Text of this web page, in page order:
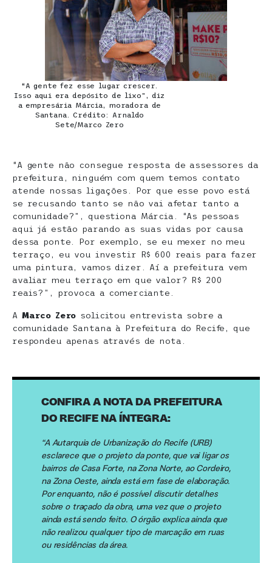
“A gente fez esse lugar crescer.
Isso aqui era depósito de lixo”, diz
a empresária Márcia, moradora de
Santana. Crédito: Arnaldo
Sete/Marco Zero
“A gente não consegue resposta de assessores da
prefeitura, ninguém com quem temos contato
atende nossas ligações. Por que esse povo está
se recusando tanto se não vai afetar tanto a
comunidade?”, questiona Márcia. “As pessoas
aqui já estão parando as suas vidas por causa
dessa ponte. Por exemplo, se eu mexer no meu
terraço, eu vou investir R$ 600 reais para fazer
uma pintura, vamos dizer. Aí a prefeitura vem
avaliar meu terraço em que valor? R$ 200
reais?”, provoca a comerciante.
A Marco Zero solicitou entrevista sobre a
comunidade Santana à Prefeitura do Recife, que
respondeu apenas através de nota.
CONFIRA A NOTA DA PREFEITURA
DO RECIFE NA ÍNTEGRA:
“A Autarquia de Urbanização do Recife (URB)
esclarece que o projeto da ponte, que vai ligar os
bairros de Casa Forte, na Zona Norte, ao Cordeiro,
na Zona Oeste, ainda está em fase de elaboração.
Por enquanto, não é possível discutir detalhes
sobre o traçado da obra, uma vez que o projeto
ainda está sendo feito. O órgão explica ainda que
não realizou qualquer tipo de marcação em ruas
ou residências da área.